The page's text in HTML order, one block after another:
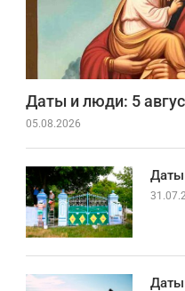
Даты и люди: 5
05.08.2026